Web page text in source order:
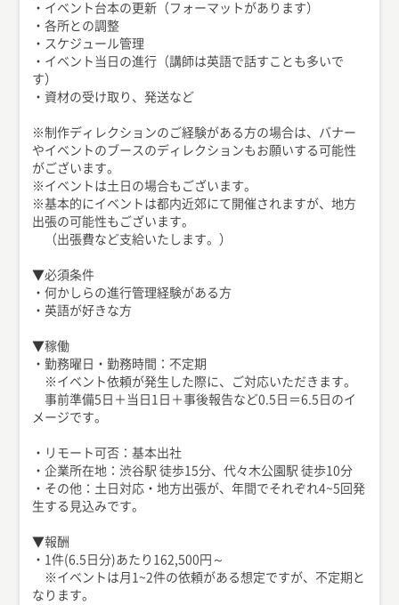
・イベント台本の更新（フォーマットがあります）
・各所との調整
・スケジュール管理
・イベント当日の進行（講師は英語で話すことも多いで
す）
・資材の受け取り、発送など
※制作ディレクションのご経験がある方の場合は、バナー
やイベントのブースのディレクションもお願いする可能性
がございます。
※イベントは土日の場合もございます。
※基本的にイベントは都内近郊にて開催されますが、地方
出張の可能性もございます。
（出張費など支給いたします。）
▼必須条件
・何かしらの進行管理経験がある方
・英語が好きな方
▼稼働
・勤務曜日・勤務時間：不定期
※イベント依頼が発生した際に、ご対応いただきます。
事前準備5日＋当日1日＋事後報告など0.5日＝6.5日のイ
メージです。
・リモート可否：基本出社
・企業所在地：渋谷駅 徒歩15分、代々木公園駅 徒歩10分
・その他：土日対応・地方出張が、年間でそれぞれ4~5回発
生する見込みです。
▼報酬
・1件(6.5日分)あたり162,500円～
※イベントは月1~2件の依頼がある想定ですが、不定期と
なります。